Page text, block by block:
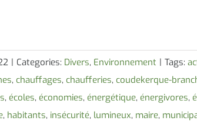
| Categories: Divers, Environnement | Tags:
, chauffages, chaufferies, coudekerque-
, écoles, économies, énergétique, énergivores,
, habitants, insécurité, lumineux, maire,